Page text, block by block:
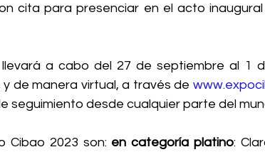
cita para presenciar en el acto
llevará a cabo del 27 de septiembre al 1
de manera virtual, a través de
seguimiento desde cualquier parte del
Cibao 2023 son: en categoría platino: